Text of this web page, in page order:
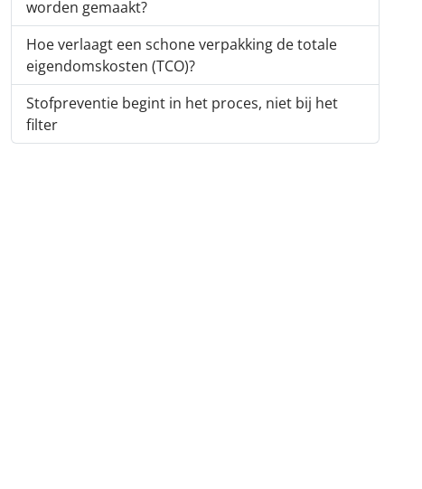
worden gemaakt?
Hoe verlaagt een schone verpakking de totale
eigendomskosten (TCO)?
Stofpreventie begint in het proces, niet bij het
filter